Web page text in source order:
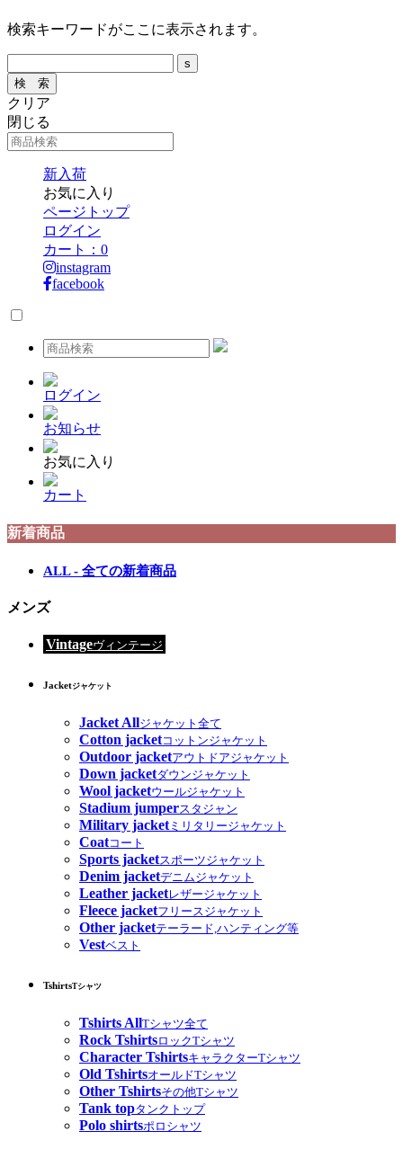
検索キーワードがここに表示されます。
クリア
閉じる
新入荷
お気に入り
ページトップ
ログイン
カート： 0
instagram
facebook
ログイン
お知らせ
お気に入り
カート
新着商品
ALL - 全ての新着商品
メンズ
Vintageヴィンテージ
Jacketジャケット
Jacket Allジャケット全て
Cotton jacketコットンジャケット
Outdoor jacketアウトドアジャケット
Down jacketダウンジャケット
Wool jacketウールジャケット
Stadium jumperスタジャン
Military jacketミリタリージャケット
Coatコート
Sports jacketスポーツジャケット
Denim jacketデニムジャケット
Leather jacketレザージャケット
Fleece jacketフリースジャケット
Other jacketテーラード,ハンティング等
Vestベスト
TshirtsTシャツ
Tshirts AllTシャツ全て
Rock TshirtsロックTシャツ
Character TshirtsキャラクターTシャツ
Old TshirtsオールドTシャツ
Other Tshirtsその他Tシャツ
Tank topタンクトップ
Polo shirtsポロシャツ